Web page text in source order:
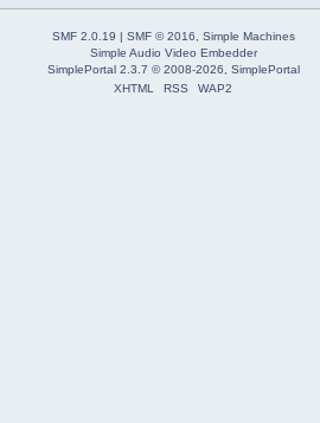
SMF 2.0.19 | SMF © 2016
Simple Machines
Simple Audio Video Embedder
SimplePortal 2.3.7 © 2008-2026, SimplePortal
XHTML
RSS WAP2